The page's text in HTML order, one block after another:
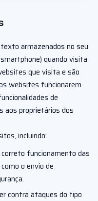
armazenados no seu
quando visita
que visita e são
websites funcionarem
de
aos proprietários dos
incluindo:
funcionamento das
o envio de
contra ataques do tipo